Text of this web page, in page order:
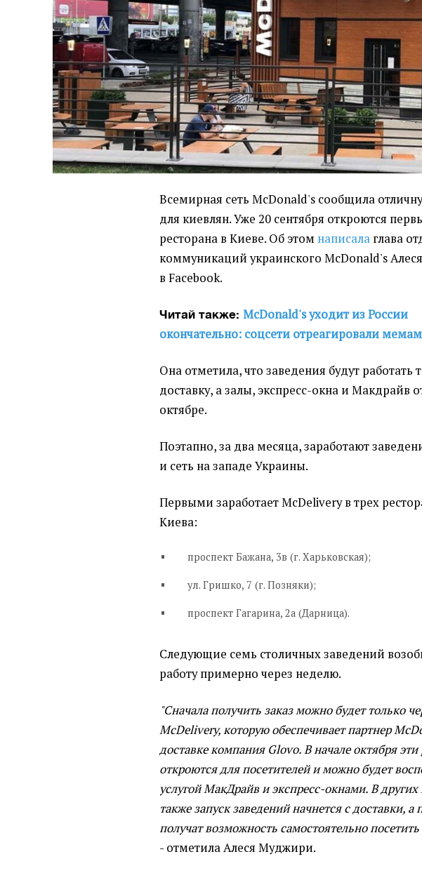
Всемирная сеть McDonald's сообщила
для киевлян. Уже 20 сентября откроются
ресторана в Киеве. Об этом написала глава
коммуникаций украинского McDonald's
в Facebook.
Читай также:McDonald's уходит из России
окончательно: соцсети отреагировали
Она отметила, что заведения будут работать
доставку, а залы, экспресс-окна и Макдрайв
октябре.
Поэтапно, за два месяца, заработают
и сеть на западе Украины.
Первыми заработает McDelivery в трех
Киева:
проспект Бажана, 3в (г. Харьковская);
ул. Гришко, 7 (г. Позняки);
проспект Гагарина, 2а (Дарница).
Следующие семь столичных заведений
работу примерно через неделю.
"Сначала получить заказ можно будет только
McDelivery, которую обеспечивает партнер
доставке компания Glovo. В начале октября
откроются для посетителей и можно будет
услугой МакДрайв и экспресс-окнами. В других
также запуск заведений начнется с доставки, а
получат возможность самостоятельно
- отметила Алеся Муджири.